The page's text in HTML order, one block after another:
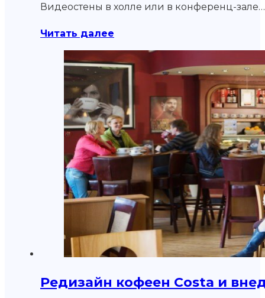
Видеостены в холле или в конференц-зале…
Читать далее
Редизайн кофеен Costa и